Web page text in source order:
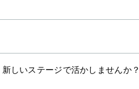
しいステージで活かしませんか？